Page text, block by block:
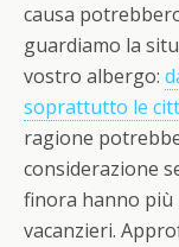
causa
guardiamo la
vostro albergo:
soprattutto le
ragione
considerazione
finora hanno più
vacanzieri.